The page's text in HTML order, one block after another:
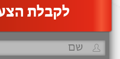
‫לקבלת